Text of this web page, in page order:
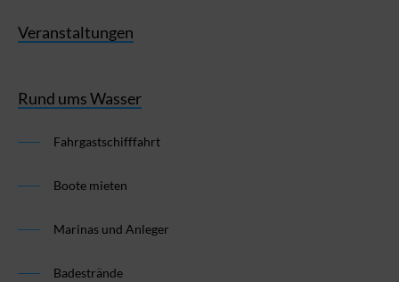
Veranstaltungen
Rund ums Wasser
Fahrgastschifffahrt
Boote mieten
Marinas und Anleger
Badestrände